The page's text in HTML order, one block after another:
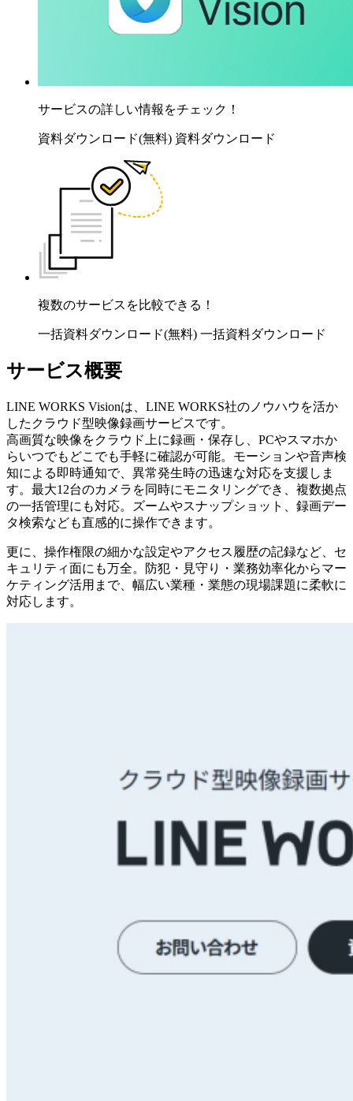
サービスの詳しい情報をチェック！
資料ダウンロード(無料) 資料ダウンロード
複数のサービスを比較できる！
一括資料ダウンロード(無料) 一括資料ダウンロード
サービス概要
LINE WORKS Visionは、LINE WORKS社のノウハウを活か
したクラウド型映像録画サービスです。
高画質な映像をクラウド上に録画・保存し、PCやスマホか
らいつでもどこでも手軽に確認が可能。モーションや音声検
知による即時通知で、異常発生時の迅速な対応を支援しま
す。最大12台のカメラを同時にモニタリングでき、複数拠点
の一括管理にも対応。ズームやスナップショット、録画デー
タ検索なども直感的に操作できます。
更に、操作権限の細かな設定やアクセス履歴の記録など、セ
キュリティ面にも万全。防犯・見守り・業務効率化からマー
ケティング活用まで、幅広い業種・業態の現場課題に柔軟に
対応します。